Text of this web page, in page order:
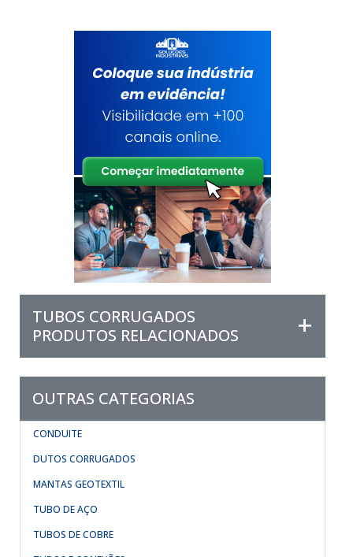
TUBOS CORRUGADOS
PRODUTOS RELACIONADOS
OUTRAS CATEGORIAS
CONDUITE
DUTOS CORRUGADOS
MANTAS GEOTEXTIL
TUBO DE AÇO
TUBOS DE COBRE